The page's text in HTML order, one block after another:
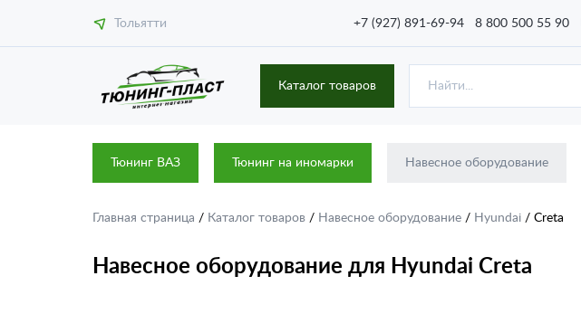
Тольятти +7 (927) 891-69-94 8 800 500 55 90
Каталог товаров
Тюнинг ВАЗ Тюнинг на иномарки Навесное оборудование
Главная страница / Каталог товаров / Навесное оборудование / Hyundai / Creta
Навесное оборудование для Hyundai Creta